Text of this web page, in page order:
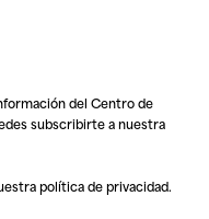
del Centro de
subscribirte a nuestra
política de privacidad.